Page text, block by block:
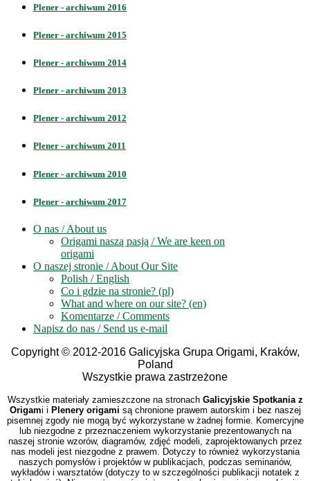
Plener - archiwum 2016
Plener - archiwum 2015
Plener - archiwum 2014
Plener - archiwum 2013
Plener - archiwum 2012
Plener - archiwum 2011
Plener - archiwum 2010
Plener - archiwum 2017
O nas / About us
Origami naszą pasją / We are keen on
origami
O naszej stronie / About Our Site
Polish / English
Co i gdzie na stronie? (pl)
What and where on our site? (en)
Komentarze / Comments
Napisz do nas / Send us e-mail
Copyright © 2012-2016 Galicyjska Grupa Origami, Kraków,
Poland
Wszystkie prawa zastrzeżone
Wszystkie materiały zamieszczone na stronach Galicyjskie Spotkania z
Origami i Plenery origami są chronione prawem autorskim i bez naszej
pisemnej zgody nie mogą być wykorzystane w żadnej formie. Komercyjne
lub niezgodne z przeznaczeniem wykorzystanie prezentowanych na
naszej stronie wzorów, diagramów, zdjęć modeli, zaprojektowanych przez
nas modeli jest niezgodne z prawem. Dotyczy to również wykorzystania
naszych pomysłów i projektów w publikacjach, podczas seminariów,
wykładów i warsztatów (dotyczy to w szczególności publikacji notatek z